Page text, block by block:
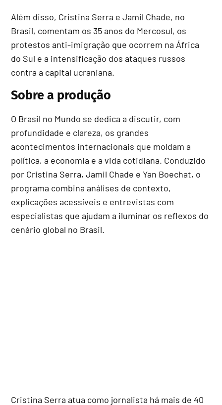
Além disso, Cristina Serra e Jamil Chade, no
Brasil, comentam os 35 anos do Mercosul, os
protestos anti-imigração que ocorrem na África
do Sul e a intensificação dos ataques russos
contra a capital ucraniana.
Sobre a produção
O Brasil no Mundo se dedica a discutir, com
profundidade e clareza, os grandes
acontecimentos internacionais que moldam a
política, a economia e a vida cotidiana. Conduzido
por Cristina Serra, Jamil Chade e Yan Boechat, o
programa combina análises de contexto,
explicações acessíveis e entrevistas com
especialistas que ajudam a iluminar os reflexos do
cenário global no Brasil.
Cristina Serra atua como jornalista há mais de 40